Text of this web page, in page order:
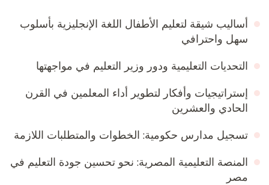
أساليب شيقة لتعليم الأطفال اللغة الإنجليزية بأسلوب
سهل واحترافي
التحديات التعليمية ودور وزير التعليم في مواجهتها
إستراتيجيات وأفكار لتطوير أداء المعلمين في القرن
الحادي والعشرين
تسجيل مدارس حكومية: الخطوات والمتطلبات اللازمة
المنصة التعليمية المصرية: نحو تحسين جودة التعليم في
مصر